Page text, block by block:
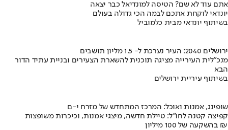
אתם עוד לא שם? הטיסה למונדיאל כבר יצאה
יונדאי לוקחת אתכם לבמה הכי גדולה בעולם
בשיתוף יונדאי מבית כלמוביל
ירושלים 2040: העיר נערכת ל- 1.5 מליון תושבים
מנכ"לית העירייה מציגה תוכנית להשארת הצעירים ובניית עתיד הדור
הבא
בשיתוף עיריית ירושלים
שופינג, אמנות ואוכל: המרכז המתחדש של מזרח י-ם
קפיצה קטנה לחו"ל: טיילת חדשה, מיצגי אמנות, וכיכרות משופצות
בהשקעה של 100 מיליון ₪